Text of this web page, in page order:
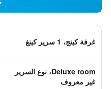
غرفة كينج، 1 سرير كينغ
Deluxe room، نوع السرير
غير معروف